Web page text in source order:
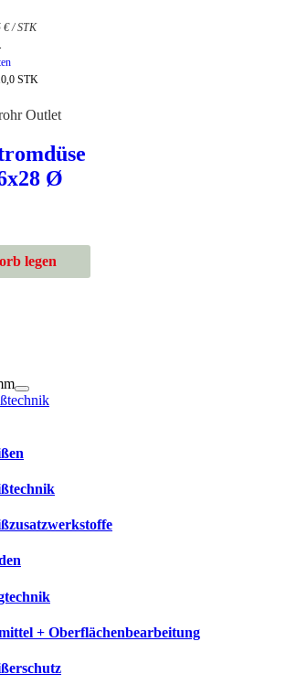
€/STK
STK
Outlet
Ø
legen
+ Oberflächenbearbeitung